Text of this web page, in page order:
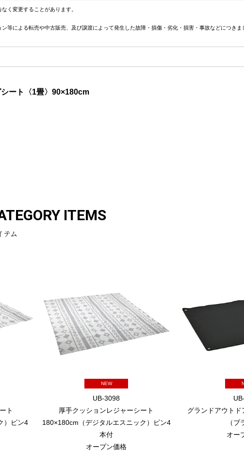
く変更することがあります。
等による転売や中古販売、及び譲渡によって発生した故障・損傷・劣化・損害・事故などにつきま
ート〈1畳〉90×180cm
ITEMS
テム
ト
）ピン4
NEW
UB-3098
厚手クッションレジャーシート
180×180cm（デジタルエスニック）ピン4
本付
オープン価格
グランドアウト
（ブ
オー